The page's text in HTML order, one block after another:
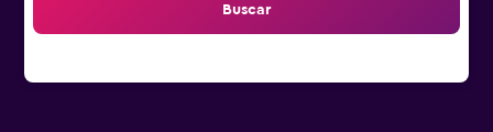
Buscar